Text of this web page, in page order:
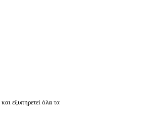
και εξυπηρετεί όλα τα